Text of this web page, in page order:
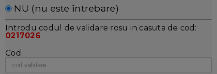
NU (nu este întrebare)
Introdu codul de validare rosu in casuta de cod:
0217026
Cod: